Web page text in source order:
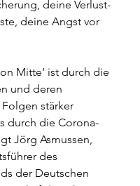
deine Verlust-
deine Angst vor
Mitte‘ ist durch die
und deren
stärker
durch die Corona-
Jörg Asmussen,
des
der Deutschen